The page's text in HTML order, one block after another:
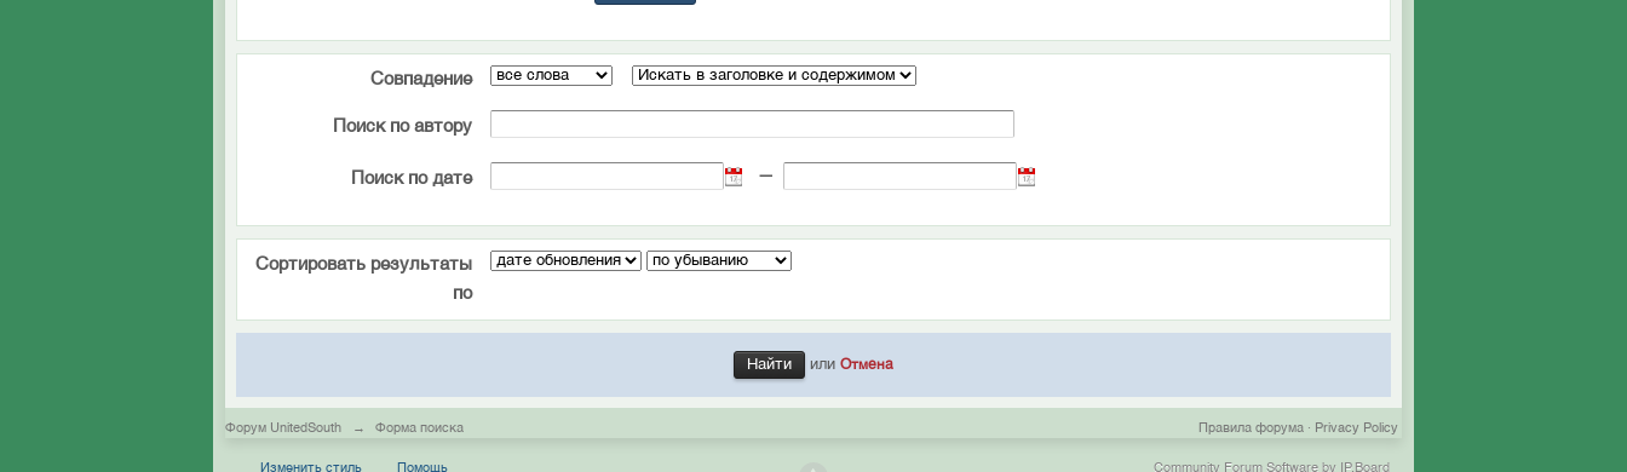
Совпадение
Поиск по автору
Поиск по дате —
Сортировать результаты
по
или Отмена
Форум UnitedSouth → Форма поиска Privacy Policy
Правила форума ·
Изменить стиль Помощь Community Forum Software by IP.Board